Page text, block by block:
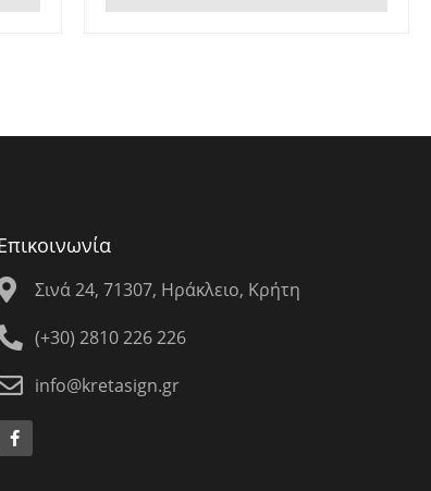
Σινά 24, 71307, Ηράκλειο, Κρήτη
(+30) 2810 226 226
info@kretasign.gr